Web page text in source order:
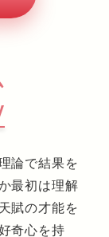
論で結果を
最初は理解
賦の才能を
奇心を持